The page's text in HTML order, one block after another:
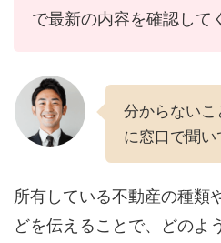
で最新の内容を確認して
分からない
に窓口で聞い
所有している不動産の種類
どを伝えることで、どのよ